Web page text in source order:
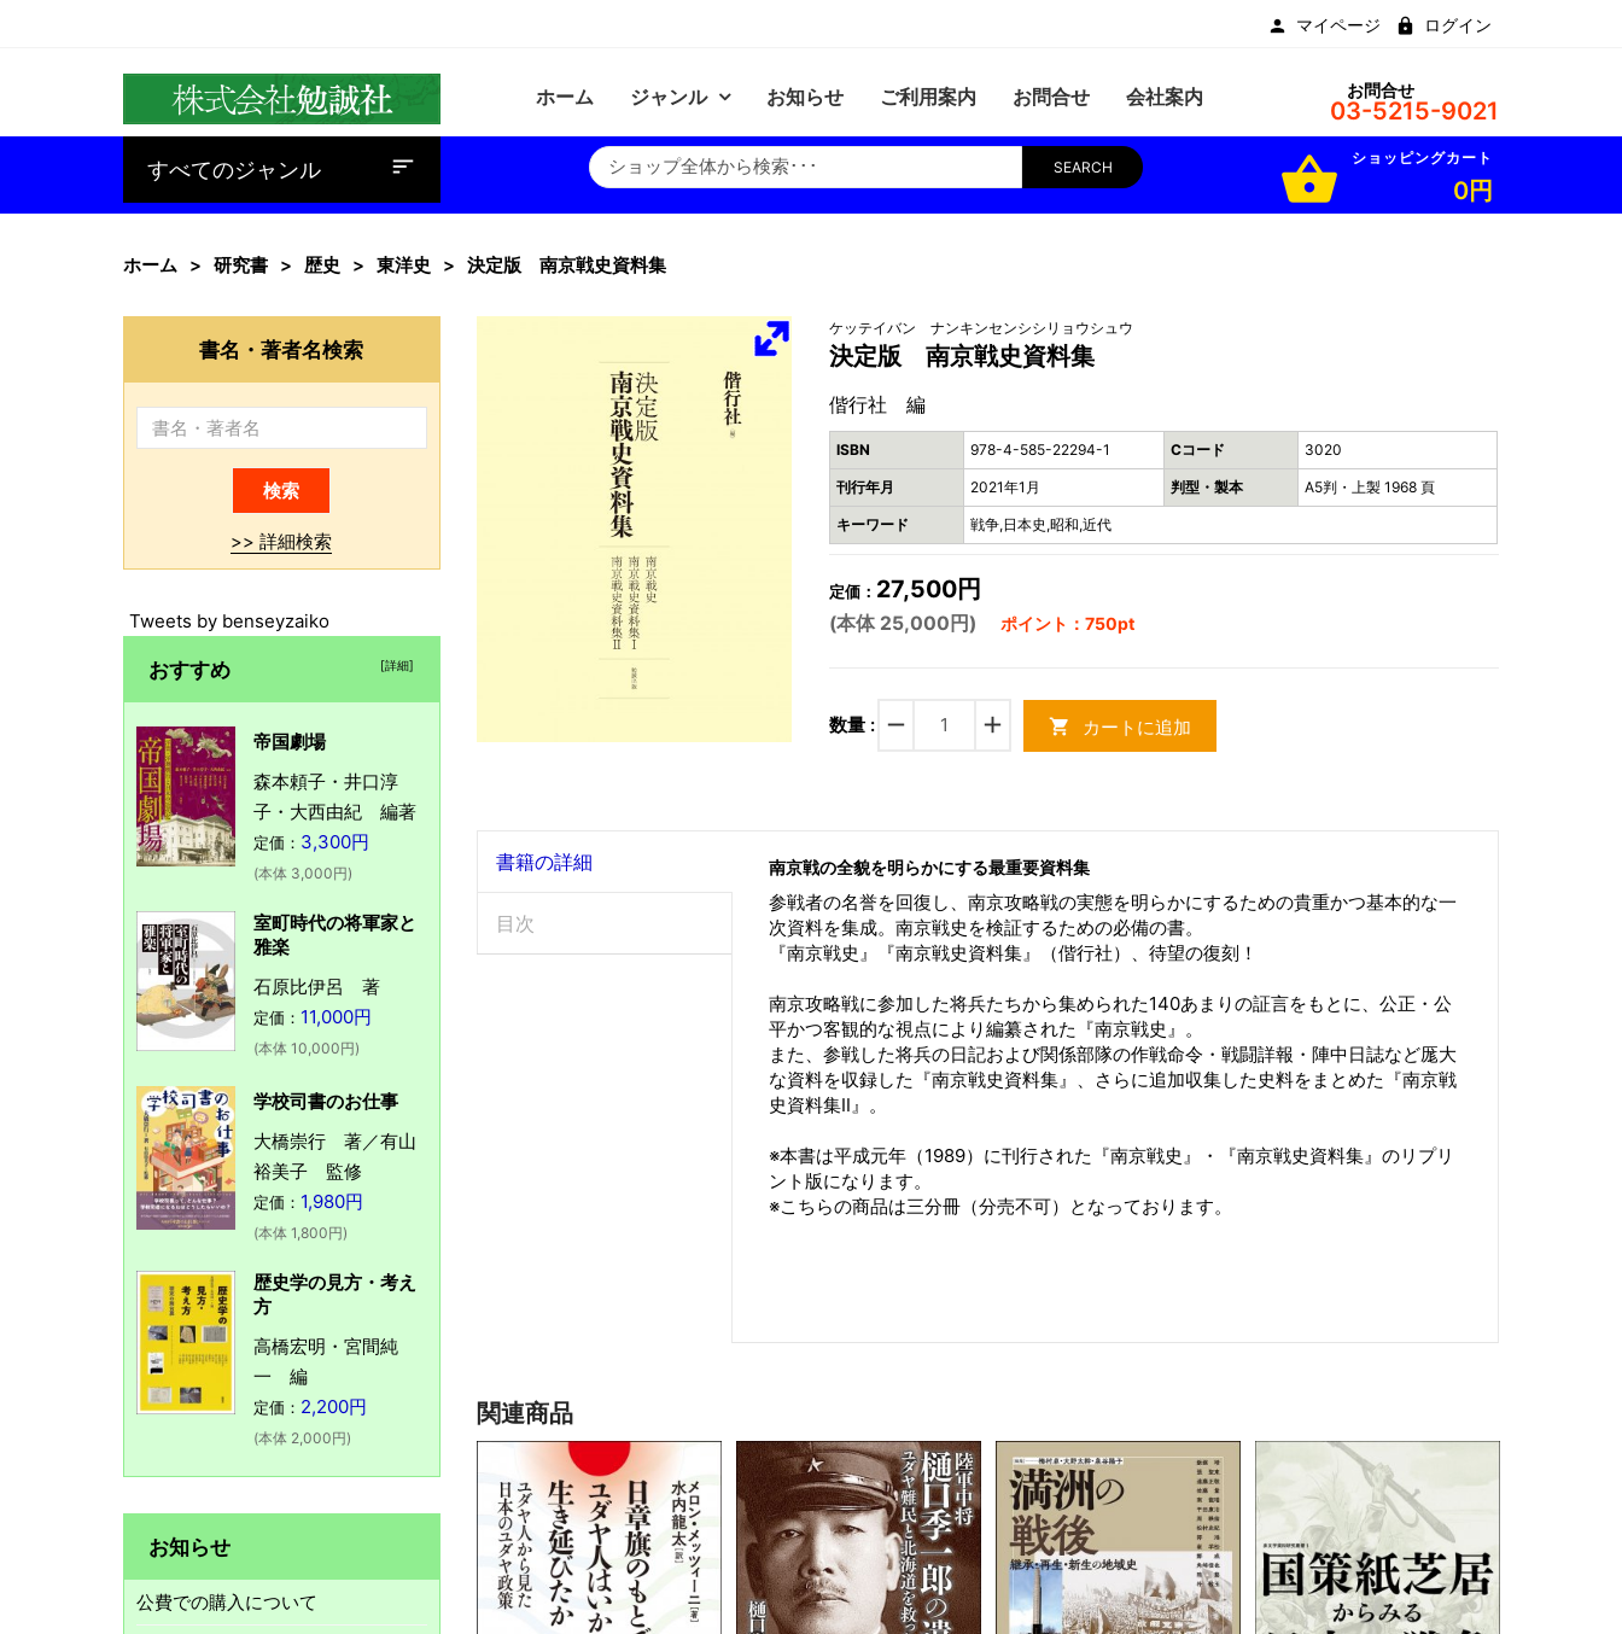
マイページ ログイン
ホーム ジャンル お知らせ ご利用案内 お問合せ 会社案内 お問合せ
03-5215-9021
すべてのジャンル
baseline_sort SEARCH shopping_basket ショッピングカート
0円
ホーム 研究書 歴史 東洋史 決定版 南京戦史資料集
ケッテイバン ナンキンセンシシリョウシュウ
決定版 南京戦史資料集
偕行社 編
ISBN 978-4-585-22294-1 Cコード 3020
刊行年月 2021年1月 判型・製本 A5判・上製 1968 頁
キーワード 戦争,日本史,昭和,近代
定価： 27,500円
(本体 25,000円) ポイント：750pt
数量 : remove add shopping_cart カートに追加
書籍の詳細
目次
南京戦の全貌を明らかにする最重要資料集
参戦者の名誉を回復し、南京攻略戦の実態を明らかにするための貴重かつ基本的な一
次資料を集成。南京戦史を検証するための必備の書。
『南京戦史』『南京戦史資料集』（偕行社）、待望の復刻！
南京攻略戦に参加した将兵たちから集められた140あまりの証言をもとに、公正・公
平かつ客観的な視点により編纂された『南京戦史』。
また、参戦した将兵の日記および関係部隊の作戦命令・戦闘詳報・陣中日誌など厖大
な資料を収録した『南京戦史資料集』、さらに追加収集した史料をまとめた『南京戦
史資料集Ⅱ』。
※本書は平成元年（1989）に刊行された『南京戦史』・『南京戦史資料集』のリプリ
ント版になります。
※こちらの商品は三分冊（分売不可）となっております。
関連商品
書名・著者名検索
>> 詳細検索
Tweets by benseyzaiko
おすすめ [詳細]
帝国劇場
森本頼子・井口淳
子・大西由紀 編著
定価： 3,300円
(本体 3,000円)
室町時代の将軍家と
雅楽
石原比伊呂 著
定価： 11,000円
(本体 10,000円)
学校司書のお仕事
大橋崇行 著／有山
裕美子 監修
定価： 1,980円
(本体 1,800円)
歴史学の見方・考え
方
高橋宏明・宮間純
一 編
定価： 2,200円
(本体 2,000円)
お知らせ
公費での購入について